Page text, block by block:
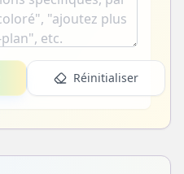
Réinitialiser